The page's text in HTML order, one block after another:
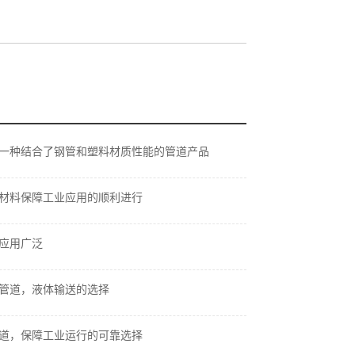
种结合了钢管和塑料材质性能的管道产品
料保障工业应用的顺利进行
用广泛
道，液体输送的选择
，保障工业运行的可靠选择